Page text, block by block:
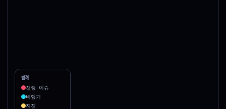
범례
전쟁 이슈
비행기
지진